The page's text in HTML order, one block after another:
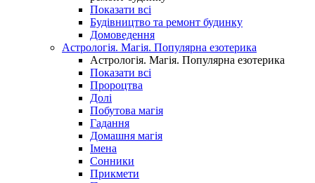
Показати всі
Будівництво та ремонт будинку
Домоведення
Астрологія. Магія. Популярна езотерика
Астрологія. Магія. Популярна езотерика
Показати всі
Пророцтва
Долі
Побутова магія
Гадання
Домашня магія
Імена
Сонники
Прикмети